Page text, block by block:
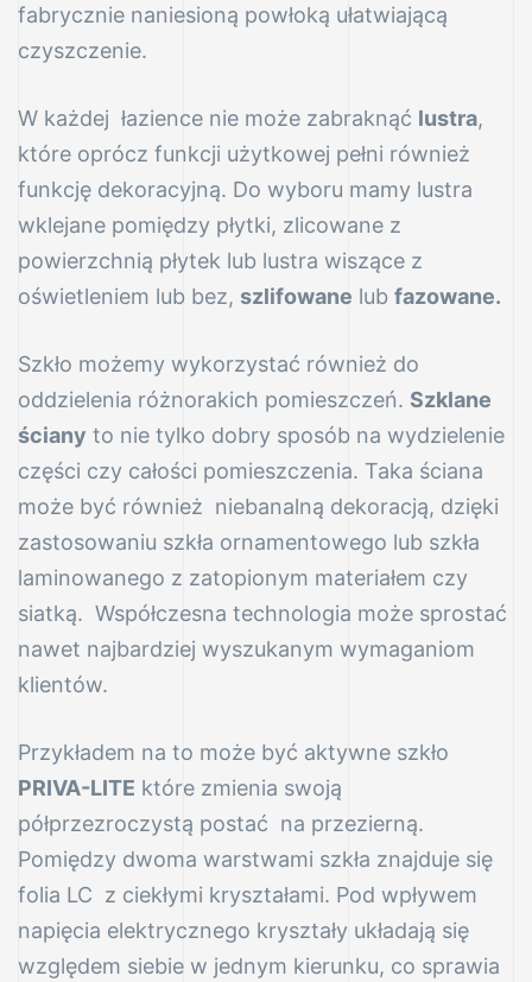
fabrycznie naniesioną powłoką ułatwiającą
czyszczenie.
W każdej łazience nie może zabraknąć lustra,
które oprócz funkcji użytkowej pełni również
funkcję dekoracyjną. Do wyboru mamy lustra
wklejane pomiędzy płytki, zlicowane z
powierzchnią płytek lub lustra wiszące z
oświetleniem lub bez, szlifowane lub fazowane.
Szkło możemy wykorzystać również do
oddzielenia różnorakich pomieszczeń. Szklane
ściany to nie tylko dobry sposób na wydzielenie
części czy całości pomieszczenia. Taka ściana
może być również niebanalną dekoracją, dzięki
zastosowaniu szkła ornamentowego lub szkła
laminowanego z zatopionym materiałem czy
siatką. Współczesna technologia może sprostać
nawet najbardziej wyszukanym wymaganiom
klientów.
Przykładem na to może być aktywne szkło
PRIVA-LITE które zmienia swoją
półprzezroczystą postać na przezierną.
Pomiędzy dwoma warstwami szkła znajduje się
folia LC z ciekłymi kryształami. Pod wpływem
napięcia elektrycznego kryształy układają się
względem siebie w jednym kierunku, co sprawia